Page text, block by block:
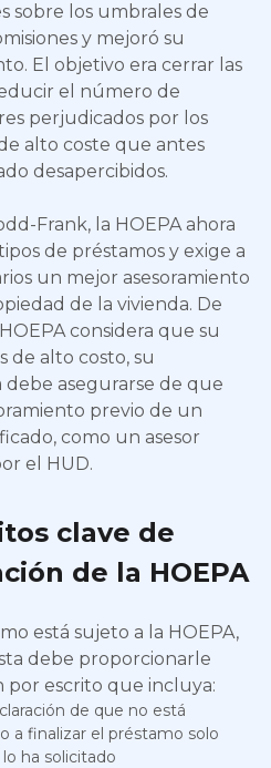
sobre los umbrales de
y mejoró su
El objetivo era cerrar las
el número de
perjudicados por los
alto coste que antes
desapercibidos.
Frank, la HOEPA ahora
de préstamos y exige a
un mejor asesoramiento
de la vivienda. De
considera que su
de alto costo, su
debe asegurarse de que
previo de un
como un asesor
el HUD.
clave de
de la HOEPA
está sujeto a la HOEPA,
debe proporcionarle
por escrito que incluya:
de que no está
a finalizar el préstamo solo
ha solicitado